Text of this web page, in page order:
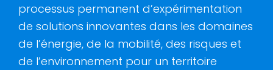
processus permanent d’expérimentation
de solutions innovantes dans les domaines
de l’énergie, de la mobilité, des risques et
de l’environnement pour un territoire